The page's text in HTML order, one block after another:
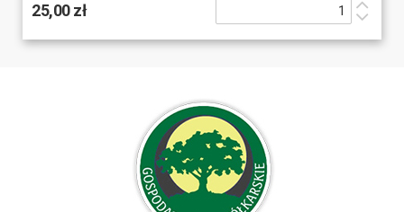
25,00 zł